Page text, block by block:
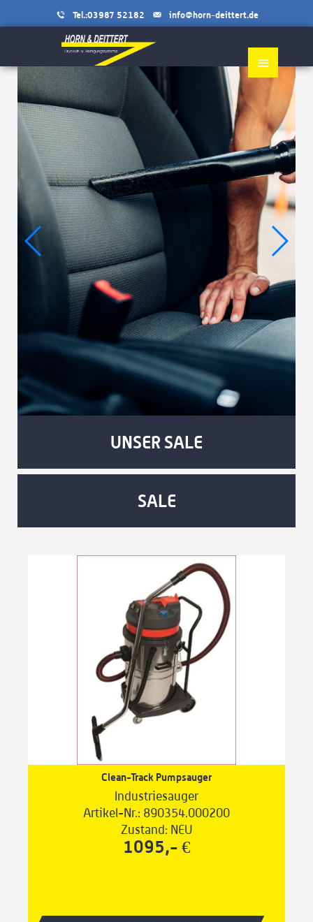
Tel.:03987 52182 info@horn-deittert.de
≡
UNSER SALE
SALE
Clean-Track Pumpsauger
Industriesauger
Artikel-Nr.: 890354.000200
Zustand: NEU
1095,- €